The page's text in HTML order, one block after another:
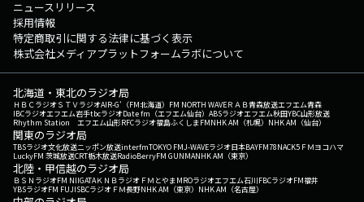
ニュースリリース
採用情報
特定商取引に関する法律に基づく表示
株式会社メディアプラットフォームラボについて
北海道・東北のラジオ局
ＨＢＣラジオＳＴＶラジオAIR-G'（FM北海道） FM NORTH WAVEＲＡＢ青森放送エフエム青森
IBCラジオエフエム岩手tbcラジオDate fm（エフエム仙台） ABSラジオエフエム秋田YBC山形放送
Rhythm Station エフエム山形RFCラジオ福島ふくしまFMNHK AM（札幌） NHK AM（仙台）
関東のラジオ局
TBSラジオ文化放送ニッポン放送interfmTOKYO FMJ-WAVEラジオ日本BAYFM78NACK5 ＦＭヨコハマ
LuckyFM 茨城放送CRT栃木放送RadioBerryFM GUNMANHK AM（東京）
北陸・甲信越のラジオ局
ＢＳＮラジオFM NIIGATAＫＮＢラジオ ＦＭとやまMROラジオエフエム石川FBCラジオFM福井
YBSラジオFM FUJISBCラジオ ＦＭ長野NHK AM（東京） NHK AM（名古屋）